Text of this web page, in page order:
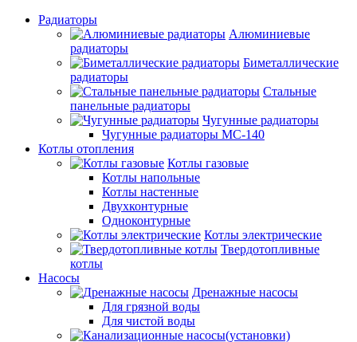
Радиаторы
Алюминиевые
радиаторы
Биметаллические
радиаторы
Стальные
панельные радиаторы
Чугунные радиаторы
Чугунные радиаторы МС-140
Котлы отопления
Котлы газовые
Котлы напольные
Котлы настенные
Двухконтурные
Одноконтурные
Котлы электрические
Твердотопливные
котлы
Насосы
Дренажные насосы
Для грязной воды
Для чистой воды